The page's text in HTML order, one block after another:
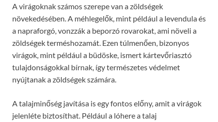
A virágoknak számos szerepe van a zöldségek
növekedésében. A méhlegelők, mint például a levendula és
a napraforgó, vonzzák a beporzó rovarokat, ami növeli a
zöldségek terméshozamát. Ezen túlmenően, bizonyos
virágok, mint például a büdöske, ismert kártevőriasztó
tulajdonságokkal bírnak, így természetes védelmet
nyújtanak a zöldségek számára.
A talajminőség javítása is egy fontos előny, amit a virágok
jelenléte biztosíthat. Például a lóhere a talaj